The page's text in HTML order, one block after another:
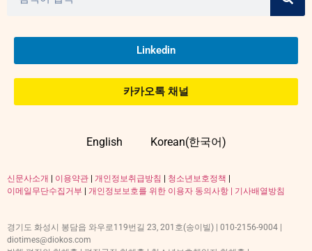
Linkedin
카카오톡 채널
English Korean(한국어)
신문사소개 이용약관 개인정보취급방침 청소년보호정책
이메일무단수집거부
개인정보보호를 위한 이용자 동의사항 | 기사배열방침
경기도 화성시 봉담읍 와우로119번길 23, 201호(송이빌) | 010-2156-9004 |
diotimes@diokos.com